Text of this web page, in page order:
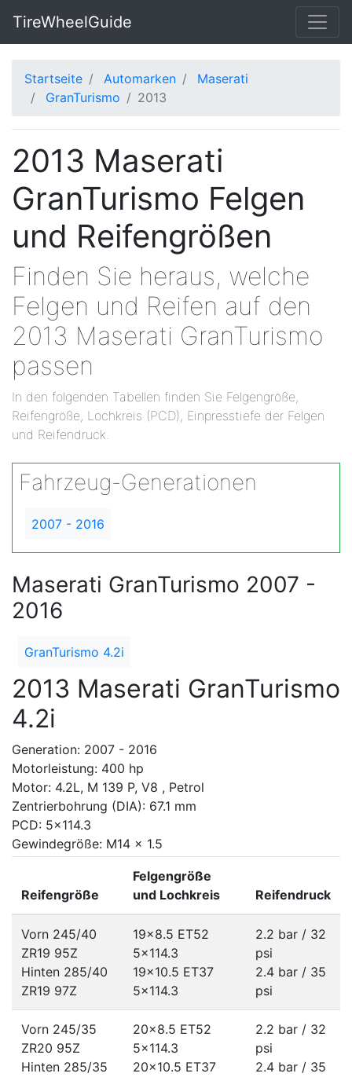
TireWheelGuide
Startseite Automarken
Maserati
GranTurismo
2013
2013 Maserati
GranTurismo Felgen
und Reifengrößen
Finden Sie heraus, welche
Felgen und Reifen auf den
2013 Maserati GranTurismo
passen
In den folgenden Tabellen finden Sie Felgengröße,
Reifengröße, Lochkreis (PCD), Einpresstiefe der Felgen
und Reifendruck.
Fahrzeug-Generationen
2007 - 2016
Maserati GranTurismo 2007 -
2016
GranTurismo 4.2i
2013 Maserati GranTurismo
4.2i
Generation: 2007 - 2016
Motorleistung: 400 hp
Motor: 4.2L, M 139 P, V8 , Petrol
Zentrierbohrung (DIA): 67.1 mm
PCD: 5x114.3
Gewindegröße: M14 x 1.5
Reifengröße
Felgengröße
und Lochkreis
Reifendruck
Vorn 245/40
ZR19 95Z
Hinten 285/40
ZR19 97Z
19x8.5 ET52
5x114.3
19x10.5 ET37
5x114.3
2.2 bar / 32
psi
2.4 bar / 35
psi
Vorn 245/35
ZR20 95Z
Hinten 285/35
20x8.5 ET52
5x114.3
20x10.5 ET37
2.2 bar / 32
psi
2.4 bar / 35